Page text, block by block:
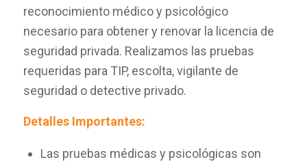
reconocimiento médico y psicológico
necesario para obtener y renovar la licencia de
seguridad privada. Realizamos las pruebas
requeridas para TIP, escolta, vigilante de
seguridad o detective privado.
Detalles Importantes:
Las pruebas médicas y psicológicas son